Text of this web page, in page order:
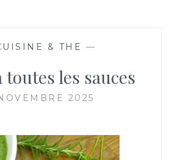
& THE —
toutes les sauces
2025